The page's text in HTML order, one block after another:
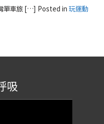
單車旅 […] Posted in 玩運動
吸